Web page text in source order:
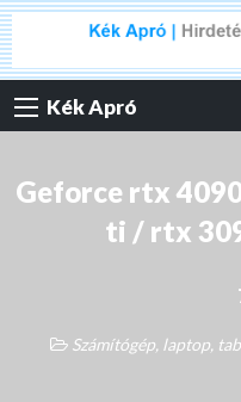
Kék Apró
Geforce rtx
ti / rtx
Számítógép, laptop,